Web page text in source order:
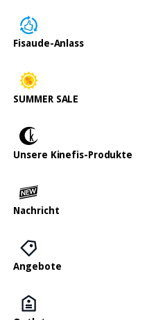
Fisaude-Anlass
SUMMER SALE
Unsere Kinefis-Produkte
Nachricht
Angebote